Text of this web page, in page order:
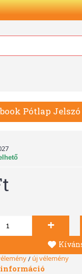
Pótlap
+
/ új vélemény